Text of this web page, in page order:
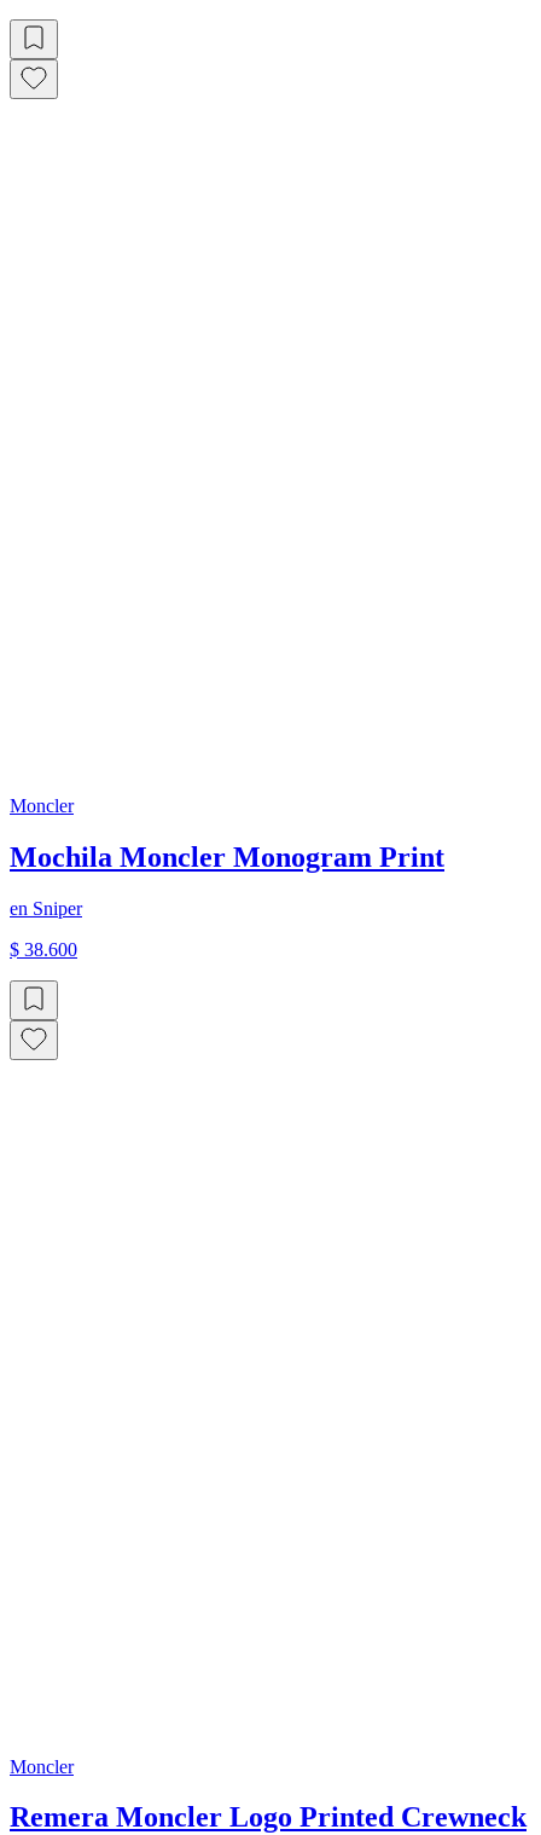
Moncler
Mochila Moncler Monogram Print
en Sniper
$ 38.600
Moncler
Remera Moncler Logo Printed Crewneck